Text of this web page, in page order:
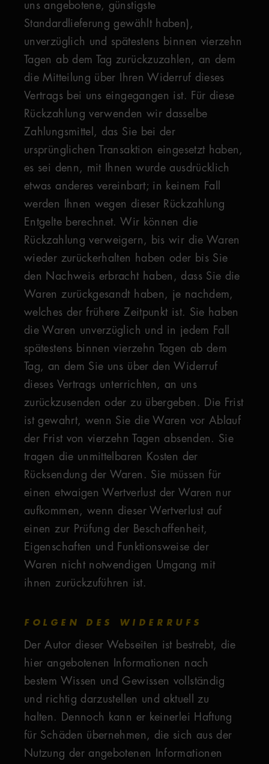
uns angebotene, günstigste
Standardlieferung gewählt haben),
unverzüglich und spätestens binnen vierzehn
Tagen ab dem Tag zurückzuzahlen, an dem
die Mitteilung über Ihren Widerruf dieses
Vertrags bei uns eingegangen ist. Für diese
Rückzahlung verwenden wir dasselbe
Zahlungsmittel, das Sie bei der
ursprünglichen Transaktion eingesetzt haben,
es sei denn, mit Ihnen wurde ausdrücklich
etwas anderes vereinbart; in keinem Fall
werden Ihnen wegen dieser Rückzahlung
Entgelte berechnet. Wir können die
Rückzahlung verweigern, bis wir die Waren
wieder zurückerhalten haben oder bis Sie
den Nachweis erbracht haben, dass Sie die
Waren zurückgesandt haben, je nachdem,
welches der frühere Zeitpunkt ist. Sie haben
die Waren unverzüglich und in jedem Fall
spätestens binnen vierzehn Tagen ab dem
Tag, an dem Sie uns über den Widerruf
dieses Vertrags unterrichten, an uns
zurückzusenden oder zu übergeben. Die Frist
ist gewahrt, wenn Sie die Waren vor Ablauf
der Frist von vierzehn Tagen absenden. Sie
tragen die unmittelbaren Kosten der
Rücksendung der Waren. Sie müssen für
einen etwaigen Wertverlust der Waren nur
aufkommen, wenn dieser Wertverlust auf
einen zur Prüfung der Beschaffenheit,
Eigenschaften und Funktionsweise der
Waren nicht notwendigen Umgang mit
ihnen zurückzuführen ist.
FOLGEN DES WIDERRUFS
Der Autor dieser Webseiten ist bestrebt, die
hier angebotenen Informationen nach
bestem Wissen und Gewissen vollständig
und richtig darzustellen und aktuell zu
halten. Dennoch kann er keinerlei Haftung
für Schäden übernehmen, die sich aus der
Nutzung der angebotenen Informationen